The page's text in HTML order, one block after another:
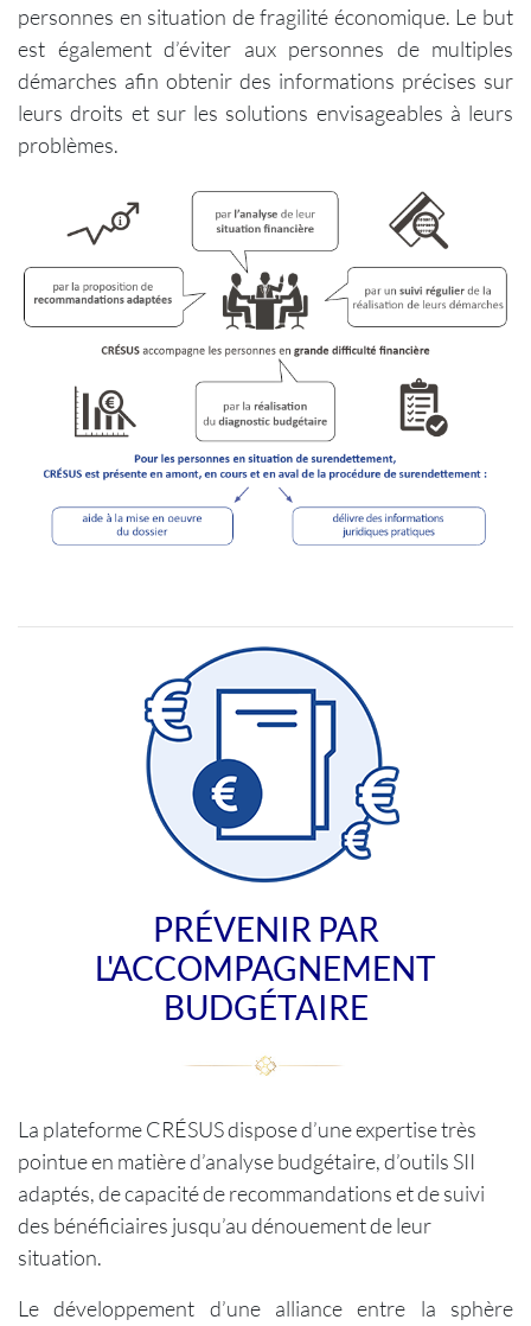
personnes en situation de fragilité économique. Le but
est également d’éviter aux personnes de multiples
démarches afin obtenir des informations précises sur
leurs droits et sur les solutions envisageables à leurs
problèmes.
PRÉVENIR PAR
L'ACCOMPAGNEMENT
BUDGÉTAIRE
La plateforme CRÉSUS dispose d’une expertise très
pointue en matière d’analyse budgétaire, d’outils SII
adaptés, de capacité de recommandations et de suivi
des bénéficiaires jusqu’au dénouement de leur
situation.
Le développement d’une alliance entre la sphère